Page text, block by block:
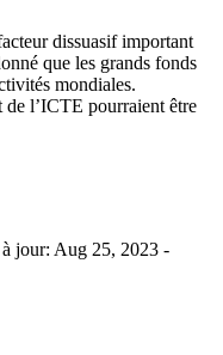
dissuasif important
que les grands fonds
mondiales.
de l’ICTE pourraient être
jour: Aug 25, 2023 -